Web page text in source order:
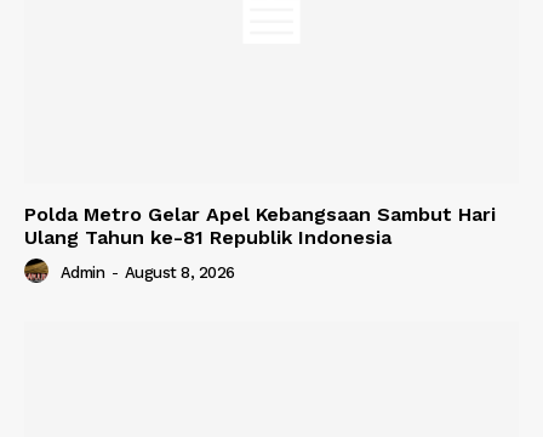
Polda Metro Gelar Apel Kebangsaan Sambut Hari
Ulang Tahun ke-81 Republik Indonesia
Admin - August 8, 2026